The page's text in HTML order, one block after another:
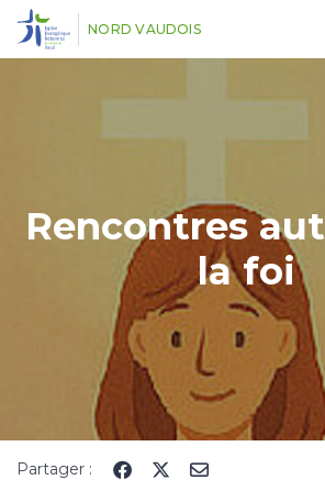
NORD VAUDOIS
Rencontres
la foi
Partager :
Panneau de gestion des cookies